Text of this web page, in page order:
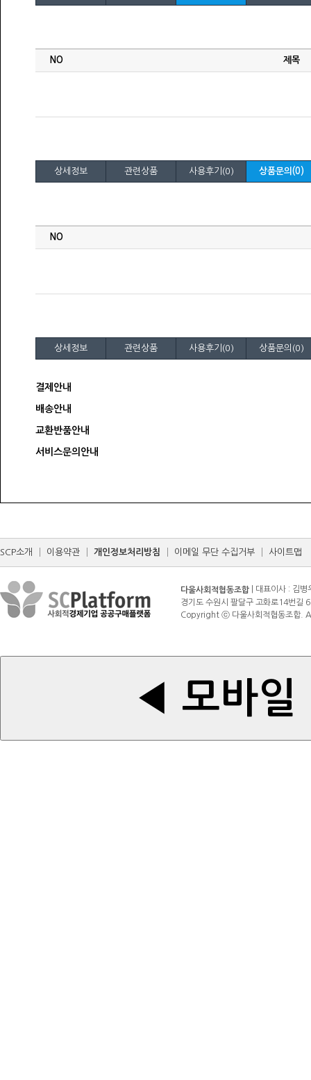
상세정보 관련상품 사용후기(0) 상품문의(0)
상세정보 관련상품 사용후기(0) 상품문의(0)
결제안내
배송안내
교환반품안내
서비스문의안내
SCP소개 이용약관 개인정보처리방침 이메일 무단 수집거부 사이트맵
다울사회적협동조합 | 대표이사 : 김
경기도 수원시 팔달구 고화로14번
Copyright ⓒ 다울사회적협동조합.